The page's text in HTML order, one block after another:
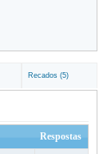
Recados (5)
Respostas